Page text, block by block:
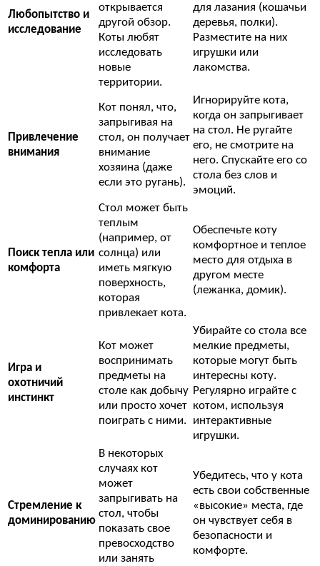
Любопытство и
исследование
открывается
другой обзор.
Коты любят
исследовать
новые
территории.
для лазания (кошачьи
деревья, полки).
Разместите на них
игрушки или
лакомства.
Привлечение
внимания
Кот понял, что,
запрыгивая на
стол, он получает
внимание
хозяина (даже
если это ругань).
Игнорируйте кота,
когда он запрыгивает
на стол. Не ругайте
его, не смотрите на
него. Спускайте его со
стола без слов и
эмоций.
Поиск тепла или
комфорта
Стол может быть
теплым
(например, от
солнца) или
иметь мягкую
поверхность,
которая
привлекает кота.
Обеспечьте коту
комфортное и теплое
место для отдыха в
другом месте
(лежанка, домик).
Игра и
охотничий
инстинкт
Кот может
воспринимать
предметы на
столе как добычу
или просто хочет
поиграть с ними.
Убирайте со стола все
мелкие предметы,
которые могут быть
интересны коту.
Регулярно играйте с
котом, используя
интерактивные
игрушки.
Стремление к
доминированию
В некоторых
случаях кот
может
запрыгивать на
стол, чтобы
показать свое
превосходство
или занять
Убедитесь, что у кота
есть свои собственные
«высокие» места, где
он чувствует себя в
безопасности и
комфорте.